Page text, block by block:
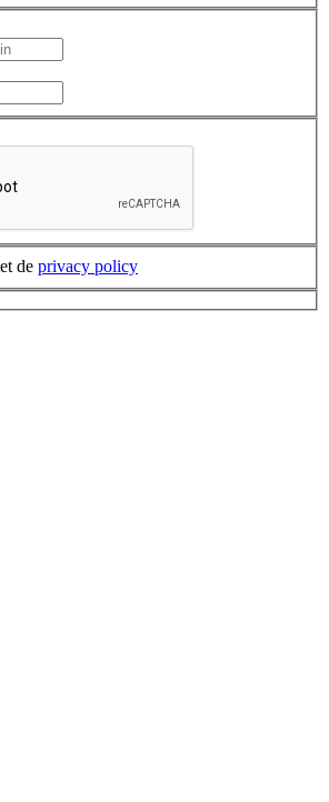
de privacy policy